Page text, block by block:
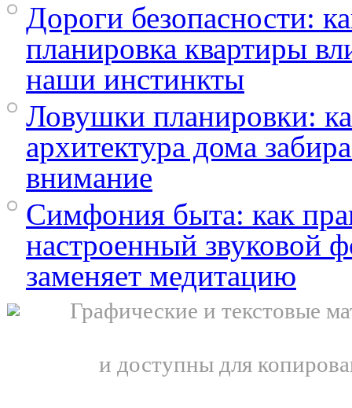
Дороги безопасности:
планировка квартиры
наши инстинкты
Ловушки планировки:
архитектура дома
внимание
Симфония быта: как
настроенный звуковой
заменяет медитацию
Графические и текстовые
и доступны для